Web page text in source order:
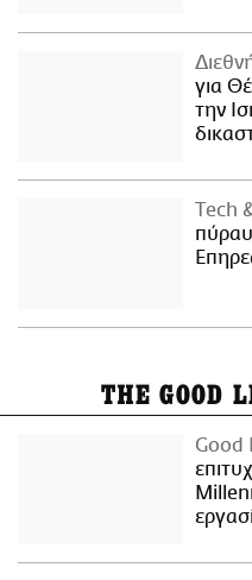
για
την
Τech
THE GOOD
Good